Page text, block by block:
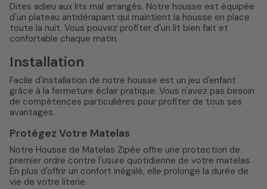
Dites adieu aux lits mal arrangés. Notre housse est équipée
d'un plateau antidérapant qui maintient la housse en place
toute la nuit. Vous pouvez profiter d'un lit bien fait et
confortable chaque matin.
Installation
Facile d'installation de notre housse est un jeu d'enfant
grâce à la fermeture éclair pratique. Vous n'avez pas besoin
de compétences particulières pour profiter de tous ses
avantages.
Protégez Votre Matelas
Notre Housse de Matelas Zipée offre une protection de
premier ordre contre l'usure quotidienne de votre matelas.
En plus d'offrir un confort inégalé, elle prolonge la durée de
vie de votre literie.